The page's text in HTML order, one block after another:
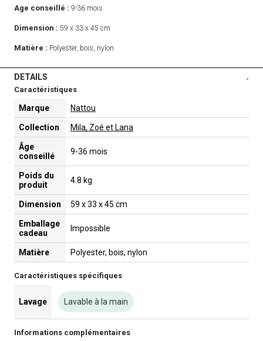
Age conseillé : 9-36 mois
Dimension : 59 x 33 x 45 cm
Matière : Polyester, bois, nylon
DETAILS -
Caractéristiques
Marque Nattou
Collection Mila, Zoé et Lana
Âge
conseillé
9-36 mois
Poids du
produit
4.8 kg
Dimension 59 x 33 x 45 cm
Emballage
cadeau
Impossible
Matière Polyester, bois, nylon
Caractéristiques spécifiques
Lavage Lavable à la main
Informations complémentaires